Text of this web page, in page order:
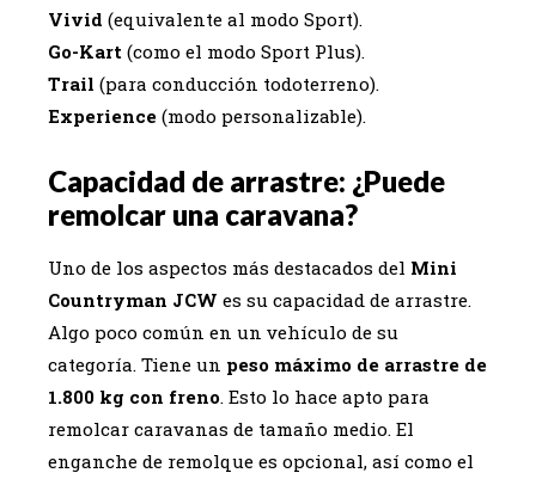
Vivid (equivalente al modo Sport).
Go-Kart (como el modo Sport Plus).
Trail (para conducción todoterreno).
Experience (modo personalizable).
Capacidad de arrastre: ¿Puede
remolcar una caravana?
Uno de los aspectos más destacados del Mini
Countryman JCW es su capacidad de arrastre.
Algo poco común en un vehículo de su
categoría. Tiene un peso máximo de arrastre de
1.800 kg con freno. Esto lo hace apto para
remolcar caravanas de tamaño medio. El
enganche de remolque es opcional, así como el